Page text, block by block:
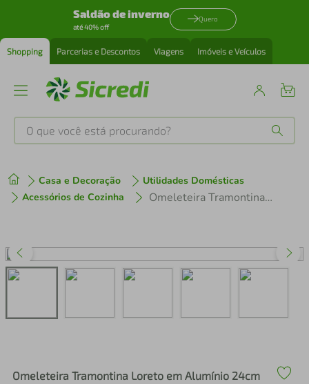
Saldão de inverno
até 40% off
Quero
Shopping Parcerias e Descontos Viagens Imóveis e Veículos
O que você está procurando?
Casa e Decoração
Utilidades Domésticas
Acessórios de Cozinha
Omeleteira Tramontina Loreto em Alumínio 24cm Grafite
Omeleteira Tramontina Loreto em Alumínio 24cm
1º tenis
3º perfume